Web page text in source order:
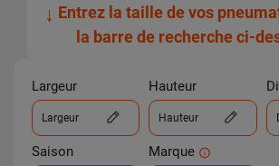
↓ Entrez la taille de vos
la barre de recherche ci-
Largeur
Largeur
Hauteur
Hauteur
Saison Marque